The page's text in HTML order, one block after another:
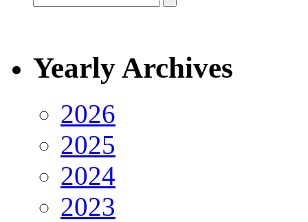
Yearly Archives
2026
2025
2024
2023